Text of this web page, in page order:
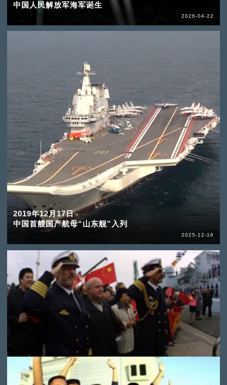
中国人民解放军海军诞生
2026-04-22
2019年12月17日
中国首艘国产航母“山东舰”入列
2025-12-16